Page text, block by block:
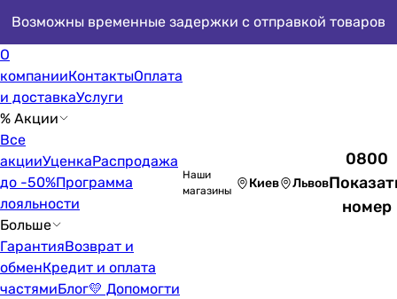
Возможны временные задержки с отправкой товаров
О
компанииКонтактыОплата
и доставкаУслуги
% Акции
Все
акцииУценкаРаспродажа
до -50%Программа
лояльности
Больше
ГарантияВозврат и
обменКредит и оплата
частямиБлог💛 Допомогти
Наши
магазины
Киев Львов
0800
номер